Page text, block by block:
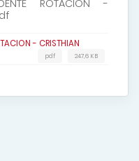
ROTACION -
- CRISTHIAN
247,6 KB
pdf